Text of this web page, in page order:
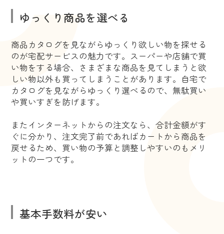
ゆっくり商品を選べる
商品カタログを見ながらゆっくり欲しい物を探せる
のが宅配サービスの魅力です。スーパーや店舗で買
い物をする場合、さまざまな商品を見てしまうと欲
しい物以外も買ってしまうことがあります。自宅で
カタログを見ながらゆっくり選べるので、無駄買い
や買いすぎを防げます。
またインターネットからの注文なら、合計金額がす
ぐに分かり、注文完了前であればカートから商品を
戻せるため、買い物の予算と調整しやすいのもメリ
ットの一つです。
基本手数料が安い